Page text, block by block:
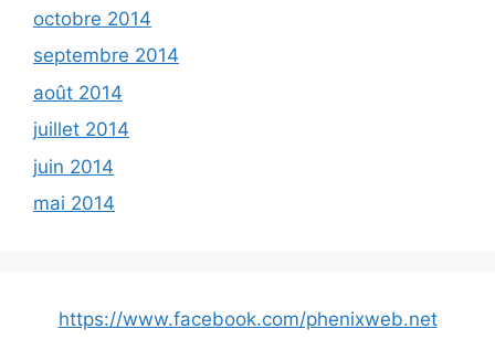
octobre 2014
septembre 2014
août 2014
juillet 2014
juin 2014
mai 2014
https://www.facebook.com/phenixweb.net